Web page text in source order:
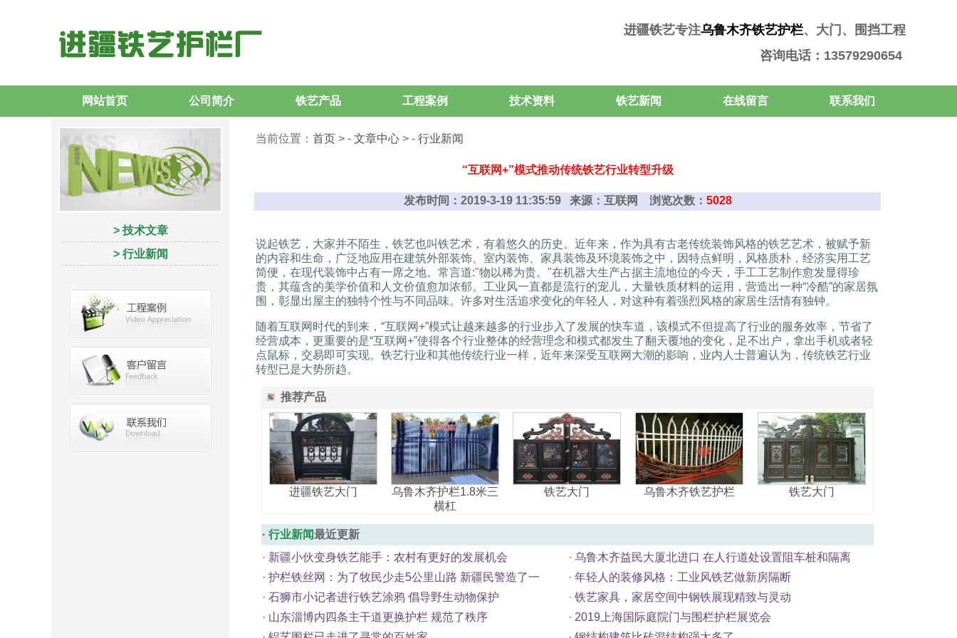
进疆铁艺专注乌鲁木齐铁艺护栏、大门、围挡工程
咨询电话：13579290654
网站首页 公司简介 铁艺产品 工程案例 技术资料 铁艺新闻 在线留言 联系我们
> 技术文章
> 行业新闻
当前位置： 首页 > - 文章中心 > - 行业新闻
“互联网+”模式推动传统铁艺行业转型升级
发布时间：2019-3-19 11:35:59 来源：互联网 浏览次数： 5028
说起铁艺，大家并不陌生，铁艺也叫铁艺术，有着悠久的历史。近年来，作为具有古老传统装饰风格的铁艺艺术，被赋予新
的内容和生命，广泛地应用在建筑外部装饰、室内装饰、家具装饰及环境装饰之中，因特点鲜明，风格质朴，经济实用工艺
简便，在现代装饰中占有一席之地。常言道:"物以稀为贵。"在机器大生产占据主流地位的今天，手工工艺制作愈发显得珍
贵，其蕴含的美学价值和人文价值愈加浓郁。工业风一直都是流行的宠儿，大量铁质材料的运用，营造出一种“冷酷”的家居氛
围，彰显出屋主的独特个性与不同品味。许多对生活追求变化的年轻人，对这种有着强烈风格的家居生活情有独钟。
随着互联网时代的到来，“互联网+”模式让越来越多的行业步入了发展的快车道，该模式不但提高了行业的服务效率，节省了
经营成本，更重要的是“互联网+”使得各个行业整体的经营理念和模式都发生了翻天覆地的变化，足不出户，拿出手机或者轻
点鼠标，交易即可实现。铁艺行业和其他传统行业一样，近年来深受互联网大潮的影响，业内人士普遍认为，传统铁艺行业
转型已是大势所趋。
推荐产品
进疆铁艺大门
乌鲁木齐护栏1.8米三
横杠
铁艺大门 乌鲁木齐铁艺护栏 铁艺大门
· 行业新闻最近更新
· 新疆小伙变身铁艺能手：农村有更好的发展机会 · 乌鲁木齐益民大厦北进口 在人行道处设置阻车桩和隔离
· 护栏铁丝网：为了牧民少走5公里山路 新疆民警造了一 · 年轻人的装修风格：工业风铁艺做新房隔断
· 石狮市小记者进行铁艺涂鸦 倡导野生动物保护 · 铁艺家具，家居空间中钢铁展现精致与灵动
· 山东淄博内四条主干道更换护栏 规范了秩序 · 2019上海国际庭院门与围栏护栏展览会